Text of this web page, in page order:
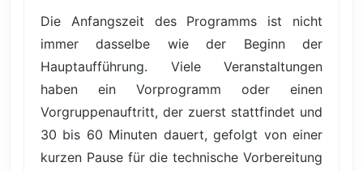
Die Anfangszeit des Programms ist nicht
immer dasselbe wie der Beginn der
Hauptaufführung. Viele Veranstaltungen
haben ein Vorprogramm oder einen
Vorgruppenauftritt, der zuerst stattfindet und
30 bis 60 Minuten dauert, gefolgt von einer
kurzen Pause für die technische Vorbereitung